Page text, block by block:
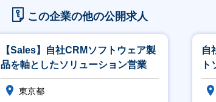
この企業の他の公開求人
【Sales】自社CRMソフトウェア製
品を軸としたソリューション営業
東京都
自